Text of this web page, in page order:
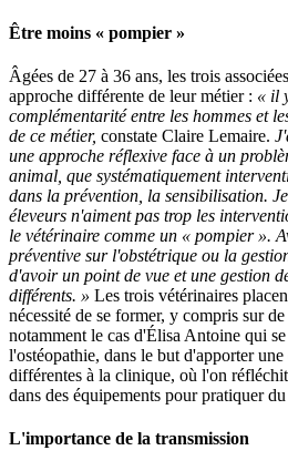
Être moins « pompier »
Âgées de 27 à 36 ans, les trois
approche différente de leur métier : « il
complémentarité entre les hommes et
de ce métier, constate Claire Lemaire.
une approche réflexive face à un
animal, que systématiquement
dans la prévention, la sensibilisation.
éleveurs n'aiment pas trop les
le vétérinaire comme un « pompier ».
préventive sur l'obstétrique ou la
d'avoir un point de vue et une gestion
différents. » Les trois vétérinaires
nécessité de se former, y compris sur
notamment le cas d'Élisa Antoine qui
l'ostéopathie, dans le but d'apporter
différentes à la clinique, où l'on
dans des équipements pour pratiquer du
L'importance de la transmission